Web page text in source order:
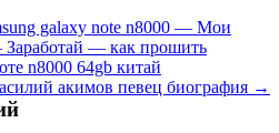
galaxy note n8000 — Мои
— как прошить
n8000 64gb китай
акимов певец биография →